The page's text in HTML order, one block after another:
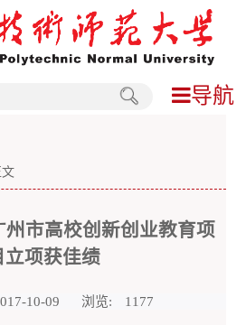
导航
州市高校创新创业教育项
立项获佳绩
10-09 浏览: 1177